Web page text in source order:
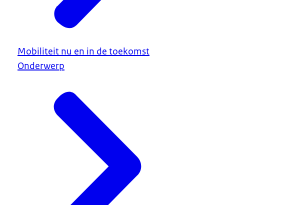
Mobiliteit nu en in de toekomst
Onderwerp